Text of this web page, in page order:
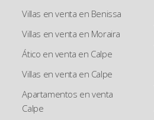
Villas en venta en Benissa
Villas en venta en Moraira
Ático en venta en Calpe
Villas en venta en Calpe
Apartamentos en venta
Calpe